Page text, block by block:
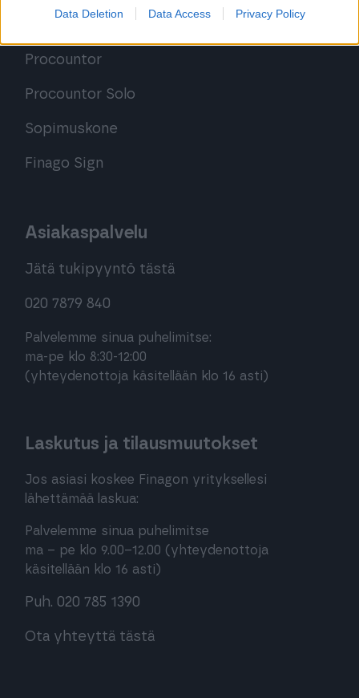
Data Deletion Data Access Privacy Policy
Kirjaudu ohjelmistoihin
Procountor
Procountor Solo
Sopimuskone
Finago Sign
Asiakaspalvelu
Jätä tukipyyntö tästä
020 7879 840
Palvelemme sinua puhelimitse:
ma-pe klo 8:30-12:00
(yhteydenottoja käsitellään klo 16 asti)
Laskutus ja tilausmuutokset
Jos asiasi koskee Finagon yrityksellesi
lähettämää laskua:
Palvelemme sinua puhelimitse
ma – pe klo 9.00–12.00 (yhteydenottoja
käsitellään klo 16 asti)
Puh. 020 785 1390
Ota yhteyttä tästä